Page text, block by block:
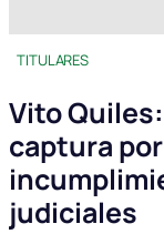
TITULARES
Vito
captura
judiciales